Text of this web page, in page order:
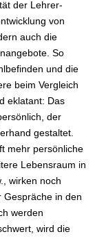
der Lehrer-
von
auch die
So
und die
beim Vergleich
eklatant: Das
der
gestaltet.
mehr persönliche
Lebensraum in
wirken noch
Gespräche in den
werden
wird die